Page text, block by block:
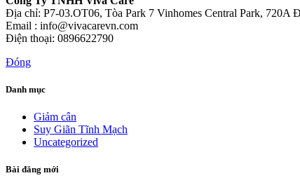
Địa chỉ: P7-03.OT06, Tòa Park 7 Vinhomes Central Park,
Email : info@vivacarevn.com
Điện thoại: 0896622790
Đóng
Danh mục
Giảm cân
Suy Giãn Tĩnh Mạch
Uncategorized
Bài đăng mới